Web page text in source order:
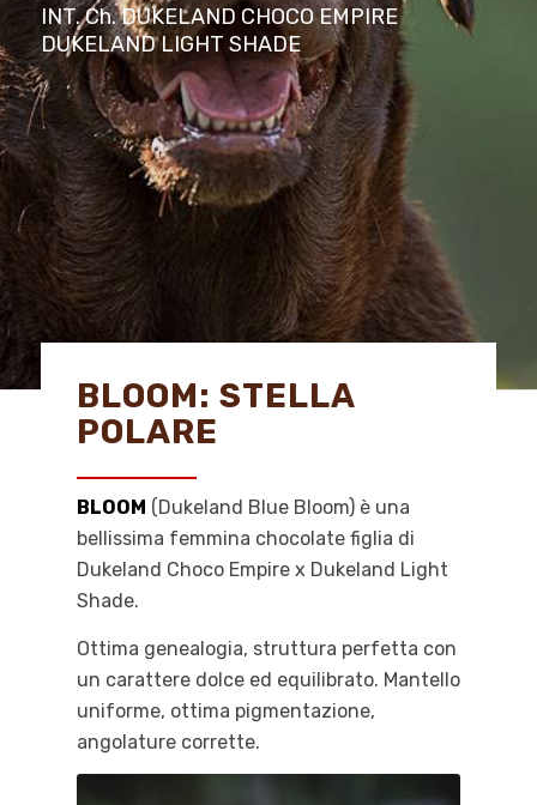
INT. Ch. DUKELAND CHOCO EMPIRE
DUKELAND LIGHT SHADE
BLOOM: STELLA
POLARE
BLOOM (Dukeland Blue Bloom) è una
bellissima femmina chocolate figlia di
Dukeland Choco Empire x Dukeland Light
Shade.
Ottima genealogia, struttura perfetta con
un carattere dolce ed equilibrato. Mantello
uniforme, ottima pigmentazione,
angolature corrette.